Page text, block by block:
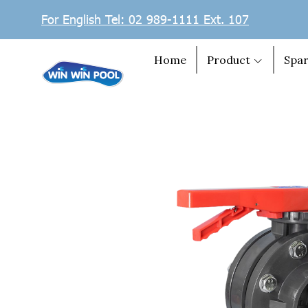
For English Tel: 02 989-1111 Ext. 107
Home Product